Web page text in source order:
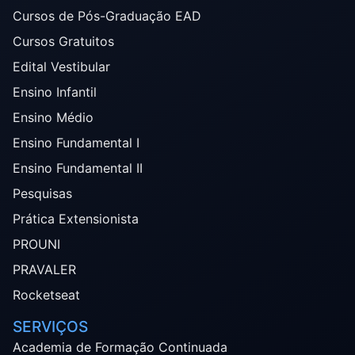
Cursos de Pós-Graduação EAD
Cursos Gratuitos
Edital Vestibular
Ensino Infantil
Ensino Médio
Ensino Fundamental I
Ensino Fundamental II
Pesquisas
Prática Extensionista
PROUNI
PRAVALER
Rocketseat
SERVIÇOS
Academia de Formação Continuada